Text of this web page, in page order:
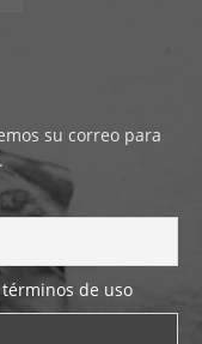
su correo para
de uso